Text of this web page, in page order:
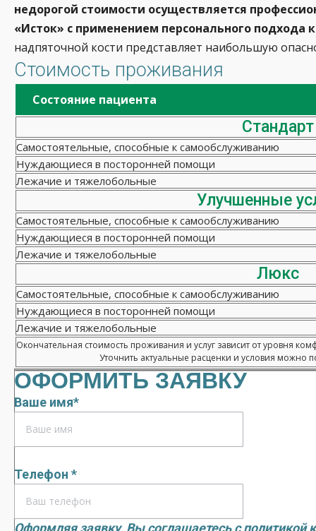
недорогой стоимости осуществляется
«Исток» с применением персонального подхода
надпяточной кости представляет наибольшую
Стоимость проживания
Состояние пациента
Стандарт
Самостоятельные, способные к самообслуживанию
Нуждающиеся в посторонней помощи
Лежачие и тяжелобольные
Улучшенные
Самостоятельные, способные к самообслуживанию
Нуждающиеся в посторонней помощи
Лежачие и тяжелобольные
Люкс
Самостоятельные, способные к самообслуживанию
Нуждающиеся в посторонней помощи
Лежачие и тяжелобольные
Окончательная стоимость проживания и услуг зависит от уровня
Уточнить актуальные расценки и условия можно
ОФОРМИТЬ ЗАЯВКУ
Ваше имя*
Телефон *
Оформляя заявку, Вы соглашаетесь сполитикой